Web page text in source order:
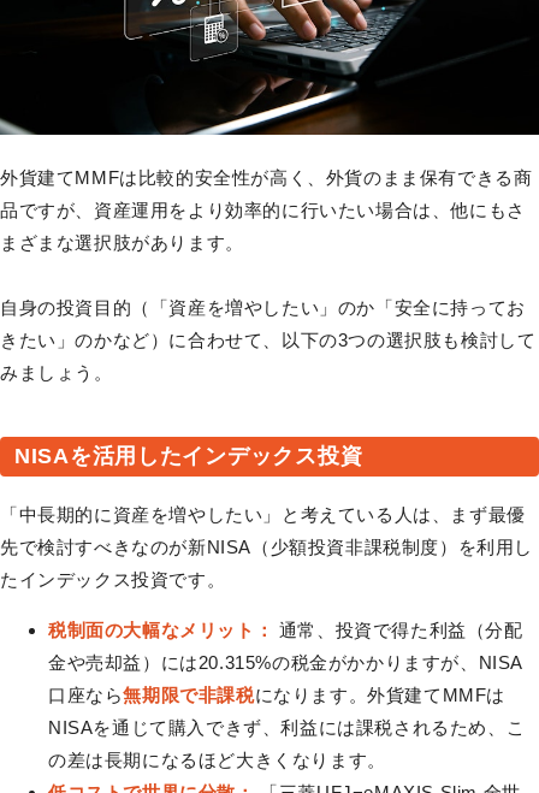
外貨建てMMFは比較的安全性が高く、外貨のまま保有できる商
品ですが、資産運用をより効率的に行いたい場合は、他にもさ
まざまな選択肢があります。
自身の投資目的（「資産を増やしたい」のか「安全に持ってお
きたい」のかなど）に合わせて、以下の3つの選択肢も検討して
みましょう。
NISAを活用したインデックス投資
「中長期的に資産を増やしたい」と考えている人は、まず最優
先で検討すべきなのが新NISA（少額投資非課税制度）を利用し
たインデックス投資です。
税制面の大幅なメリット：
通常、投資で得た利益（分配
金や売却益）には20.315%の税金がかかりますが、NISA
口座なら無期限で非課税になります。外貨建てMMFは
NISAを通じて購入できず、利益には課税されるため、こ
の差は長期になるほど大きくなります。